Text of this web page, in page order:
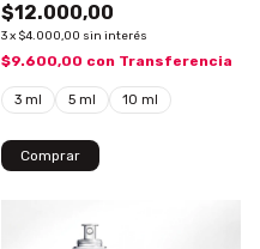
$12.000,00
3x $4.000,00 sin interés
$9.600,00 con Transferencia
3 ml 5 ml 10 ml
Comprar